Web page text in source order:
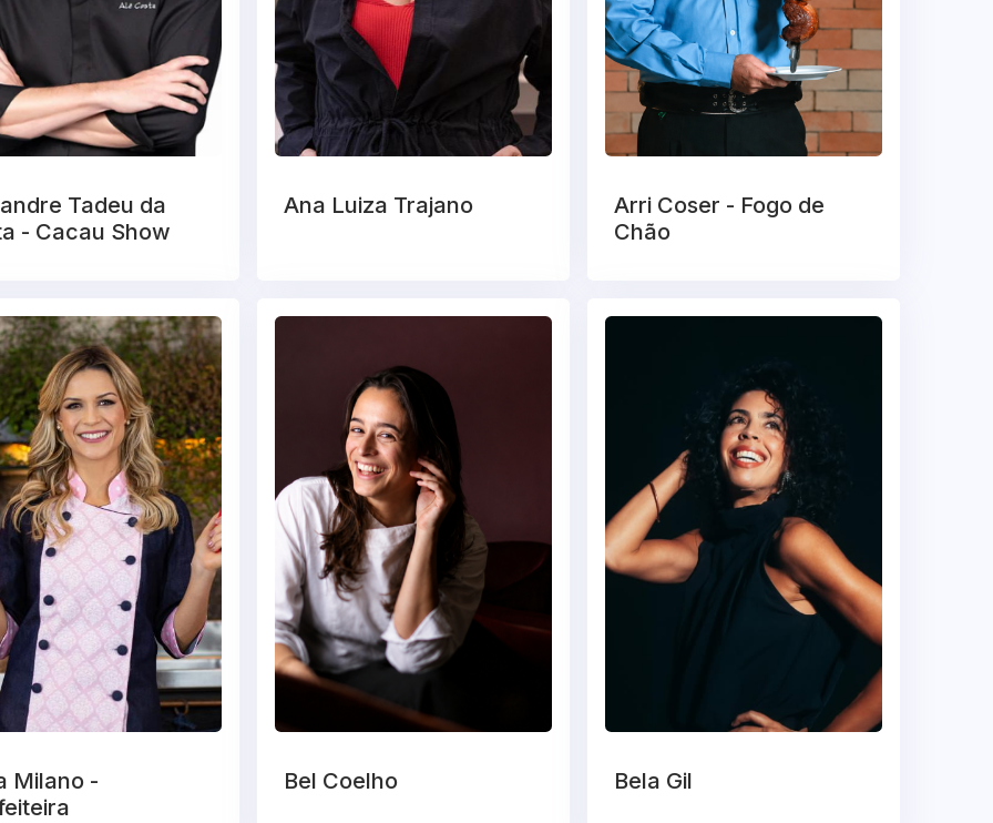
Tadeu da
- Cacau Show
Ana Luiza Trajano
Arri Coser - Fogo de
Chão
Milano -
Bel Coelho Bela Gil